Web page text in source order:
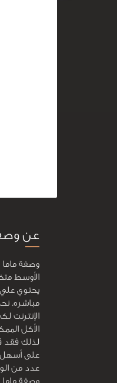
عن
وصفة
الأوسط
يحتوي علي
مباشره.
الأكل
لذلك فقد
على أسهل
عدد من
وصفة ماما